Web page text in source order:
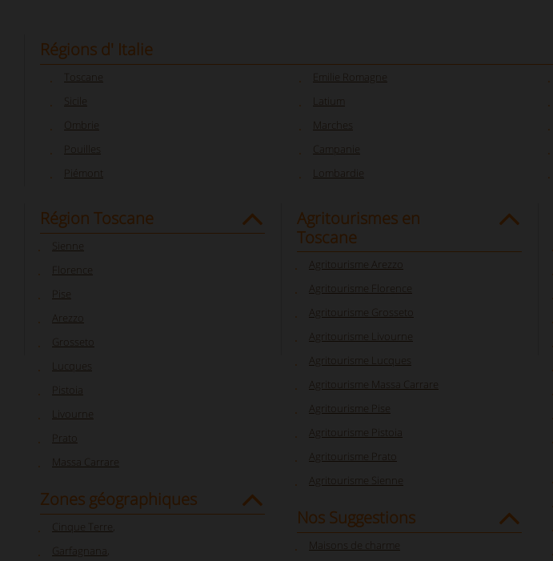
Régions d' Italie
Toscane
Sicile
Ombrie
Pouilles
Piémont
Emilie Romagne
Latium
Marches
Campanie
Lombardie
Région Toscane
Sienne
Florence
Pise
Arezzo
Grosseto
Lucques
Pistoia
Livourne
Prato
Massa Carrare
Zones géographiques
Cinque Terre
Garfagnana
Agritourismes en
Toscane
Agritourisme Arezzo
Agritourisme Florence
Agritourisme Grosseto
Agritourisme Livourne
Agritourisme Lucques
Agritourisme Massa Carrare
Agritourisme Pise
Agritourisme Pistoia
Agritourisme Prato
Agritourisme Sienne
Nos Suggestions
Maisons de charme